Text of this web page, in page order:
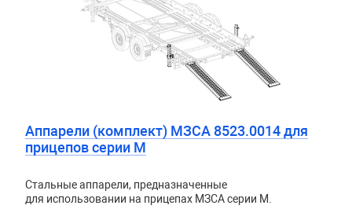
Аппарели (комплект) МЗСА 8523.0014 для
прицепов серии М
Стальные аппарели, предназначенные
для использовании на прицепах МЗСА серии М.